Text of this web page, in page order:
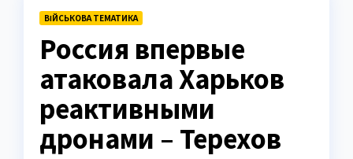
ВІЙСЬКОВА ТЕМАТИКА
Россия впервые
атаковала Харьков
реактивными
дронами – Терехов